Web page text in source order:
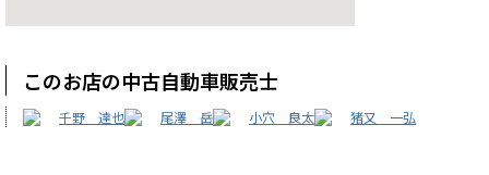
このお店の中古自動車販売士
千野 達也 尾澤 岳 小穴 良太 猪又 一弘